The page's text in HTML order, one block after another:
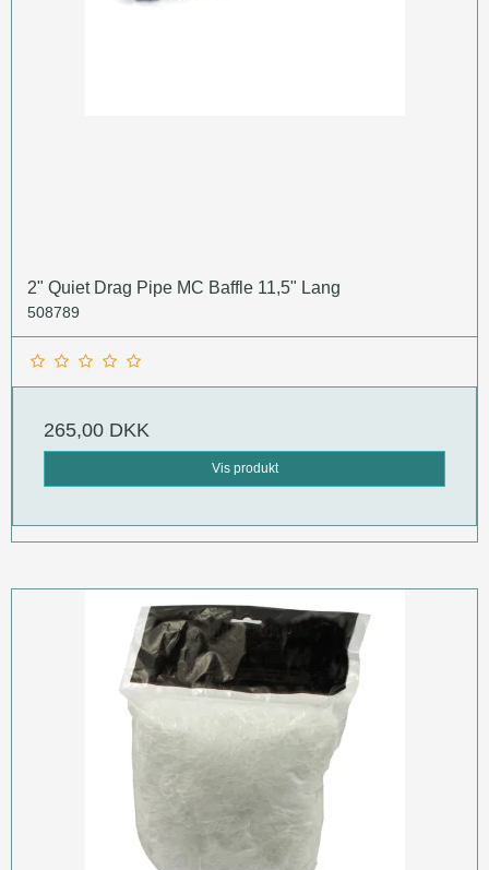
2" Quiet Drag Pipe MC Baffle 11,5" Lang
508789
265,00 DKK
Vis produkt